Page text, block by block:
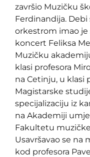
završio Muzičku
Ferdinandija.
orkestrom imao je
koncert Feliksa
Muzičku
klasi profesora
na Cetinju, u klasi
Magistarske
specijalizaciju iz
na Akademiji
Fakultetu
Usavršavao se na
kod profesora